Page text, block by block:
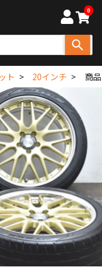
0
ト 20インチ 商